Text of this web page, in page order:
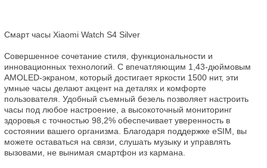
Смарт часы Xiaomi Watch S4 Silver
Cовершенное сочетание стиля, функциональности и
инновационных технологий. С впечатляющим 1,43-дюймовым
AMOLED-экраном, который достигает яркости 1500 нит, эти
умные часы делают акцент на деталях и комфорте
пользователя. Удобный съемный безель позволяет настроить
часы под любое настроение, а высокоточный мониторинг
здоровья с точностью 98,2% обеспечивает уверенность в
состоянии вашего организма. Благодаря поддержке eSIM, вы
можете оставаться на связи, слушать музыку и управлять
вызовами, не вынимая смартфон из кармана.